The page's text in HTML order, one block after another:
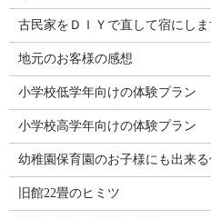
古民家をＤＩＹで直して宿にしま
地元のお客様の感想
小学校低学年向けの体験プラン
小学校高学年向けの体験プラン
幼稚園保育園のお子様にも出来
旧館22畳のヒミツ